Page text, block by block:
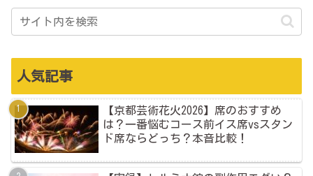
人気記事
【京都芸術花火2026】席のおすすめ
は？一番悩むコース前イス席vsスタン
ド席ならどっち？本音比較！